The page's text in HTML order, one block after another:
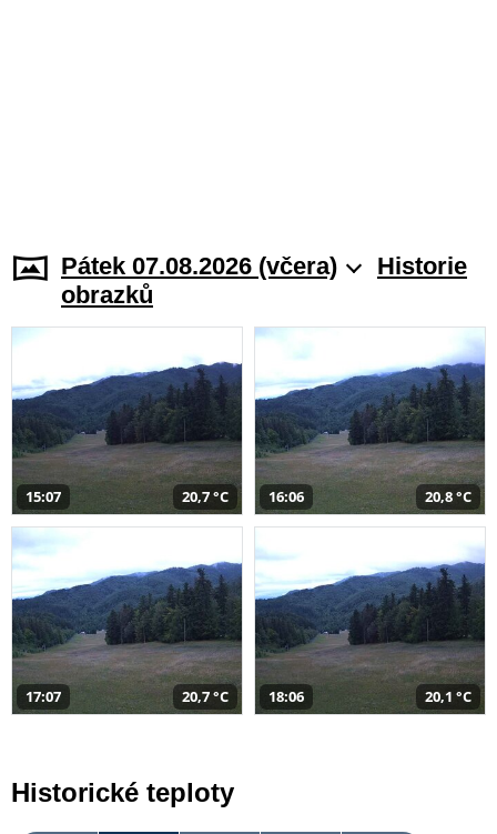
Pátek 07.08.2026 (včera)
Historie
obrazků
15:07 20,7 °C 16:06 20,8 °C
17:07 20,7 °C 18:06 20,1 °C
Historické teploty